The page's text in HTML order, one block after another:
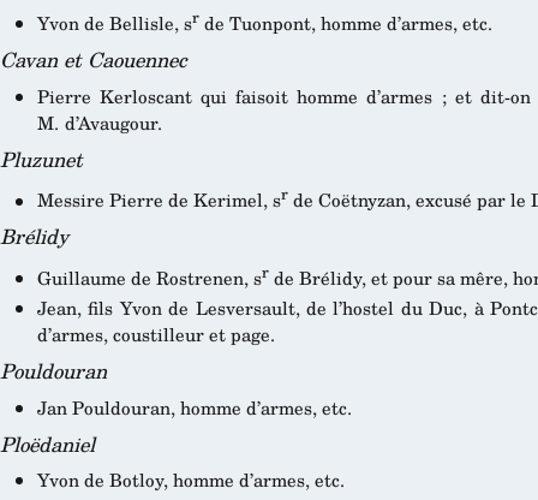
Yvon de Bellisle, srde Tuonpont, homme d’armes, etc.
Cavan et Caouennec
Pierre Kerloscant qui faisoit homme d’armes ; et dit-on
M. d’Avaugour.
Pluzunet
Messire Pierre de Kerimel, srde Coëtnyzan, excusé par le
Brélidy
Guillaume de Rostrenen, srde Brélidy, et pour sa mêre,
Jean, fils Yvon de Lesversault, de l’hostel du Duc, à
d’armes, coustilleur et page.
Pouldouran
Jan Pouldouran, homme d’armes, etc.
Ploëdaniel
Yvon de Botloy, homme d’armes, etc.